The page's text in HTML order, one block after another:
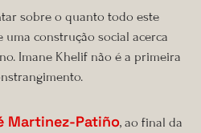
sobre o quanto todo este
construção social acerca
Imane Khelif não é a primeira
Martinez-Patiño, ao final da